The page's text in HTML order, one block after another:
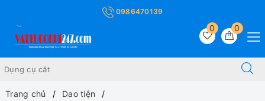
0986470139
0
0
Trang chủ
Dao tiện